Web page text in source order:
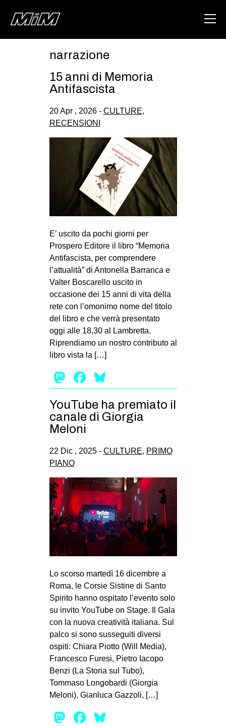
ABOUT
AREA
DEGENERAZIONE
GAZA FREESTYLE
CSOA LAMBRETTA
MSM
STUDENTI TSUNAMI
ZAM
MILANO
MOBILITAZIONI
SPAZI
SPORT POPOLARE
MOVIMENTI
AMBIENTE
ANTIFASCISMO
DIRITTO ALL’ABITARE
GENERI
MIGRAZIONI
PRECARIATO
REPRESSIONE
ARTE
CINEMA
MANIFESTI
MUSICA
INTERNAZIONALE
AFRICA
AMERICHE
ESTREMO ORIENTE
EUROPA
MEDIO ORIENTE
MONDO
EVENTI
narrazione
15 anni di Memoria
Antifascista
20 Apr , 2026 - CULTURE,
RECENSIONI
E’ uscito da pochi giorni per
Prospero Editore il libro “Memoria
Antifascista, per comprendere
l’attualità” di Antonella Barranca e
Valter Boscarello uscito in
occasione dei 15 anni di vita della
rete con l’omonimo nome del titolo
del libro e che verrà presentato
oggi alle 18,30 al Lambretta.
Riprendiamo un nostro contributo al
libro vista la […]
Mastodon
Facebook
YouTube ha premiato il
canale di Giorgia
Meloni
22 Dic , 2025 - CULTURE, PRIMO
PIANO
Lo scorso martedì 16 dicembre a
Roma, le Corsie Sistine di Santo
Spirito hanno ospitato l’evento solo
su invito YouTube on Stage. Il Gala
con la nuova creatività italiana. Sul
palco si sono susseguiti diversi
ospiti: Chiara Piotto (Will Media),
Francesco Furesi, Pietro Iacopo
Benzi (La Storia sul Tubo),
Tommaso Longobardi (Giorgia
Meloni), Gianluca Gazzoli, […]
Mastodon
Facebook